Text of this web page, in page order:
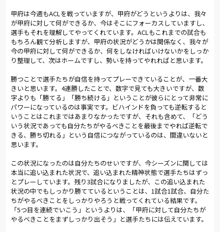
甲府は今週もACLを戦っていますが、甲府がどうというよりは、我々
が甲府に対して何ができるか、今はそこにフォーカスしていますし、
選手もそれを理解してやってくれています。ACLもこれまでの試合も
もちろん観て分析しますが、甲府の状況がどうかは関係なく、我々が
今の甲府に対して何ができるか、何をしなければいけないかをしっか
り整理して、次はホームですし、勢いを持ってやれればと思います。
勝つことで選手たちが自信を持ってプレーできていることが、一番大
きいと思います。4連勝したことで、数字で見ても大きいですが、数
字よりも「勝てる」「勝ち続ける」ということが彼らにとって非常に
パワーになっているのは事実です。ビハインドを負っても逆転すると
いうことはこれまではあまりなかったですが、それも含めて、「どう
いう状況であっても自分たちがやるべきことを最後までやれば逆転で
きる、勝ち切れる」という自信につながっているのは、間違いないと
思います。
この状況になったのは自分たちのせいですが、今シーズンに関しては
本当に追い込まれた状況で、追い込まれた精神状態で選手たちはずっ
とプレーしています。残り3試合になりましたが、この追い込まれた
状況の中でもしっかり勝てているということは、1試合1試合、自分た
ちがやるべきことをしっかりやろうと戦ってくれている結果です。
「5つ目を連続でいこう」というよりは、「甲府に対して自分たちが
やるべきことをまずしっかり出そう」と選手たちには伝えています。